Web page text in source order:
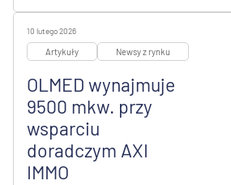
10 lutego 2026
Artykuły Newsy z rynku
OLMED wynajmuje
9500 mkw. przy
wsparciu
doradczym AXI
IMMO